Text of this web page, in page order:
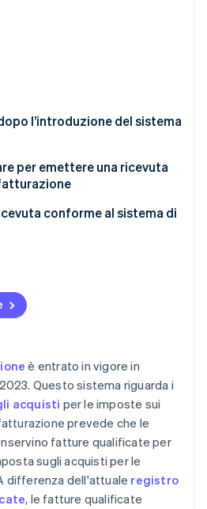
l’introduzione del sistema
per emettere una ricevuta
conforme al sistema di
è entrato in vigore in
Questo sistema riguarda i
acquisti per le imposte sui
prevede che le
fatture qualificate per
sugli acquisti per le
differenza dell'attuale registro
, le fatture qualificate